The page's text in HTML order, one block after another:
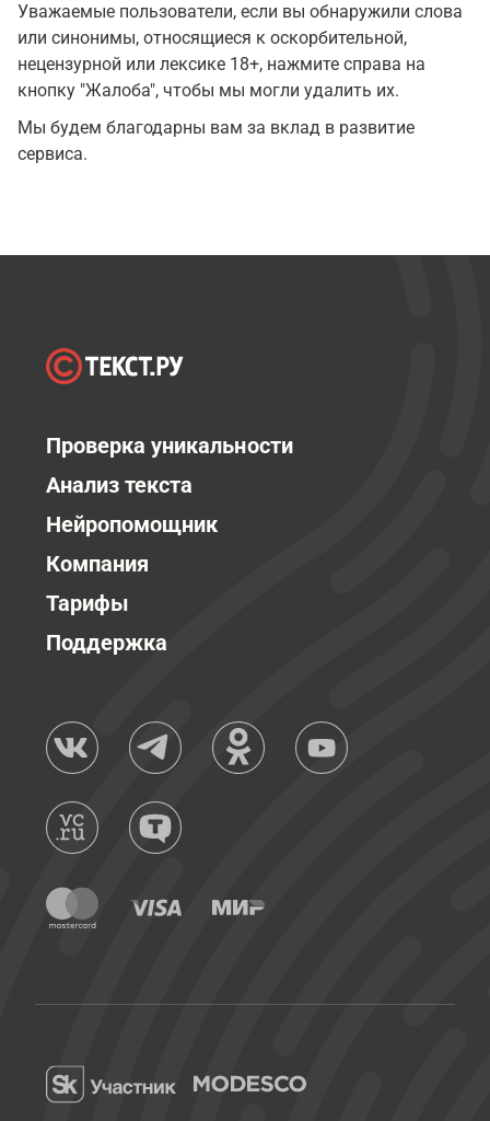
Уважаемые пользователи, если вы обнаружили слова
или синонимы, относящиеся к оскорбительной,
нецензурной или лексике 18+, нажмите справа на
кнопку "Жалоба", чтобы мы могли удалить их.
Мы будем благодарны вам за вклад в развитие
сервиса.
Проверка уникальности
Анализ текста
Нейропомощник
Компания
Тарифы
Поддержка